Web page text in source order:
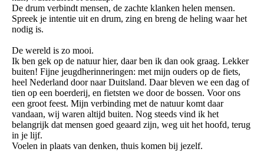
De drum verbindt mensen, de zachte klanken helen mensen.
Spreek je intentie uit en drum, zing en breng de heling waar het
nodig is.
De wereld is zo mooi.
Ik ben gek op de natuur hier, daar ben ik dan ook graag. Lekker
buiten! Fijne jeugdherinneringen: met mijn ouders op de fiets,
heel Nederland door naar Duitsland. Daar bleven we een dag of
tien op een boerderij, en fietsten we door de bossen. Voor ons
een groot feest. Mijn verbinding met de natuur komt daar
vandaan, wij waren altijd buiten. Nog steeds vind ik het
belangrijk dat mensen goed geaard zijn, weg uit het hoofd, terug
in je lijf.
Voelen in plaats van denken, thuis komen bij jezelf.